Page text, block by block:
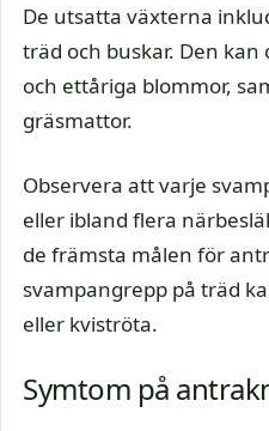
De utsatta växterna
träd och buskar. Den
och ettåriga blommor,
gräsmattor.
Observera att varje
eller ibland flera
de främsta målen för
svampangrepp på träd
eller kviströta.
Symtom på